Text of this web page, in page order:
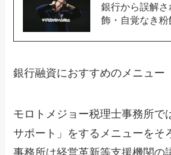
銀行から誤解
飾・自覚なき
銀行融資におすすめのメニュー
モロトメジョー税理士事務所で
サポート」をするメニューをそ
事務所は経営革新等支援機関の